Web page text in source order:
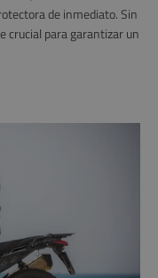
de inmediato. Sin
crucial para garantizar un